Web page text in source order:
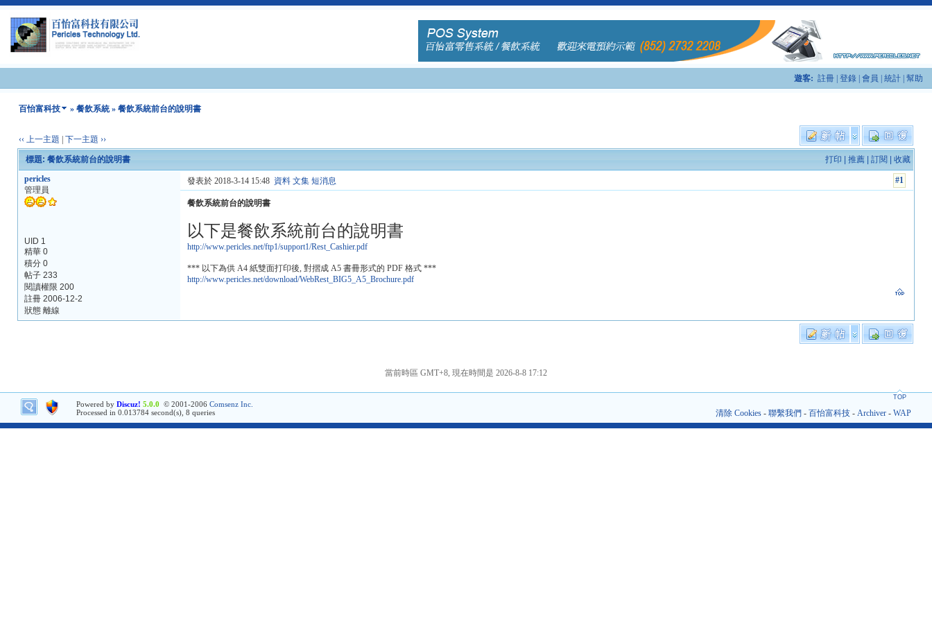
遊客: 註冊| 登錄| 會員 統計| 幫助
百怡富科技 » 餐飲系統» 餐飲系統前台的說明書
‹‹ 上一主題 下一主題 ››
打印 推薦| 訂閱 收藏
標題: 餐飲系統前台的說明書
pericles
管理員
UID 1
精華 0
積分 0
帖子 233
閱讀權限 200
註冊 2006-12-2
狀態 離線
#1
發表於 2018-3-14 15:48 資料 文集 短消息
餐飲系統前台的說明書
以下是餐飲系統前台的說明書
http://www.pericles.net/ftp1/support1/Rest_Cashier.pdf
*** 以下為供 A4 紙雙面打印後, 對摺成 A5 書冊形式的 PDF 格式 ***
http://www.pericles.net/download/WebRest_BIG5_A5_Brochure.pdf
當前時區 GMT+8, 現在時間是 2026-8-8 17:12
Powered by Discuz! 5.0.0 © 2001-2006 Comsenz Inc.
Processed in 0.013784 second(s), 8 queries
TOP
清除 Cookies - 聯繫我們 - 百怡富科技 - Archiver - WAP